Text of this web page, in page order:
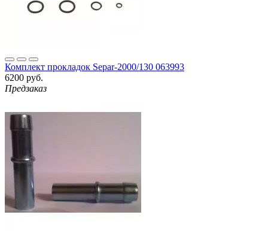
Комплект прокладок Separ-2000/130 063993
6200 руб.
Предзаказ